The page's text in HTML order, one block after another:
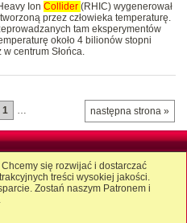
Ion Collider (RHIC) wygenerował
przez człowieka temperaturę.
tam eksperymentów
około 4 bilionów stopni
centrum Słońca.
następna strona »
1 …
się rozwijać i dostarczać
treści wysokiej jakości.
Zostań naszym Patronem i